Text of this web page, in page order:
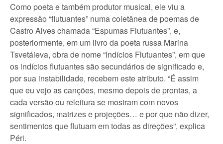
Como poeta e também produtor musical, ele viu a
expressão “flutuantes” numa coletânea de poemas de
Castro Alves chamada “Espumas Flutuantes”, e,
posteriormente, em um livro da poeta russa Marina
Tsvetáieva, obra de nome “Indícios Flutuantes”, em que
os indícios flutuantes são secundários de significado e,
por sua instabilidade, recebem este atributo. “É assim
que eu vejo as canções, mesmo depois de prontas, a
cada versão ou releitura se mostram com novos
significados, matrizes e projeções… e por que não dizer,
sentimentos que flutuam em todas as direções”, explica
Péri.